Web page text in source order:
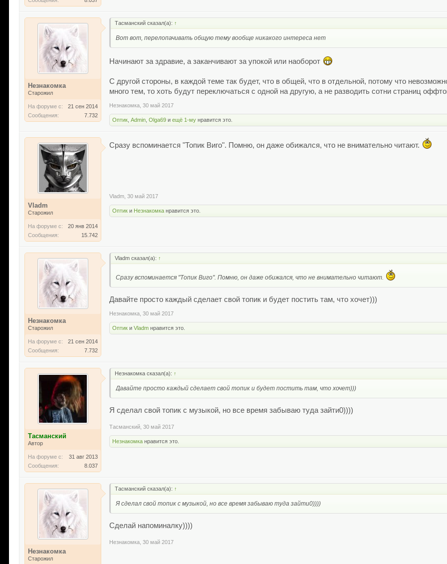
Незнакомка
Старожил
На форуме с:
21 сен 2014
Сообщения:
7.732
Тасманский сказал(а): ↑
Вот вот, перелопачивать общую тему вообще никакого интереса нет
Начинают за здравие, а заканчивают за упокой или наоборот
С другой стороны, в каждой теме так будет, что в общей, что в отдельной, потому что
много тем, то хоть будут переключаться с одной на другую, а не разводить сотни страниц
Незнакомка 30 май 2017
Оптик ,Admin ,Olga69 иещё 1-му нравится это.
Vladm
Старожил
На форуме с:
20 янв 2014
Сообщения:
15.742
Сразу вспоминается "Топик Виго". Помню, он даже обижался, что не внимательно читают.
Vladm 30 май 2017
Оптик и Незнакомка нравится это.
Незнакомка
Старожил
На форуме с:
21 сен 2014
Сообщения:
7.732
Vladm сказал(а): ↑
Сразу вспоминается "Топик Виго". Помню, он даже обижался, что не внимательно читают.
Давайте просто каждый сделает свой топик и будет постить там, что хочет)))
Незнакомка 30 май 2017
Оптик иVladm нравится это.
Тасманский
Автор
На форуме с:
31 авг 2013
Сообщения:
8.037
Незнакомка сказал(а): ↑
Давайте просто каждый сделает свой топик и будет постить там, что хочет)))
Я сделал свой топик с музыкой, но все время забываю туда зайти0))))
Тасманский 30 май 2017
Незнакомка нравится это.
Незнакомка
Старожил
Тасманский сказал(а): ↑
Я сделал свой топик с музыкой, но все время забываю туда зайти0))))
Сделай напоминалку))))
Незнакомка 30 май 2017